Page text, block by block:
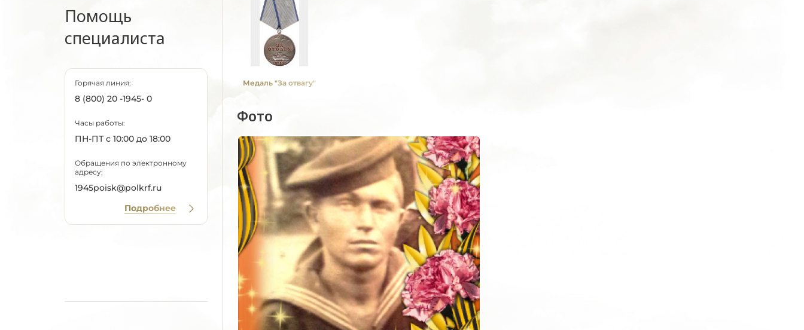
Помощь
специалиста
Горячая линия:
8 (800) 20 -1945- 0
Часы работы:
ПН-ПТ с 10:00 до 18:00
Обращения по электронному
адресу:
1945poisk@polkrf.ru
Подробнее
Медаль "За отвагу"
Фото